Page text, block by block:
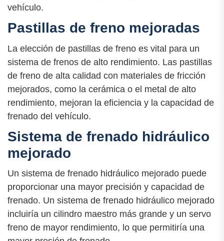
vehículo.
Pastillas de freno mejoradas
La elección de pastillas de freno es vital para un
sistema de frenos de alto rendimiento. Las pastillas
de freno de alta calidad con materiales de fricción
mejorados, como la cerámica o el metal de alto
rendimiento, mejoran la eficiencia y la capacidad de
frenado del vehículo.
Sistema de frenado hidráulico
mejorado
Un sistema de frenado hidráulico mejorado puede
proporcionar una mayor precisión y capacidad de
frenado. Un sistema de frenado hidráulico mejorado
incluiría un cilindro maestro más grande y un servo
freno de mayor rendimiento, lo que permitiría una